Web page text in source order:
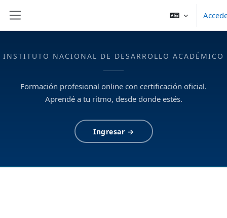
INSTITUTO NACIONAL DE DESARROLLO ACADÉMICO
Formación profesional online con certificación oficial.
Aprendé a tu ritmo, desde donde estés.
Ingresar →